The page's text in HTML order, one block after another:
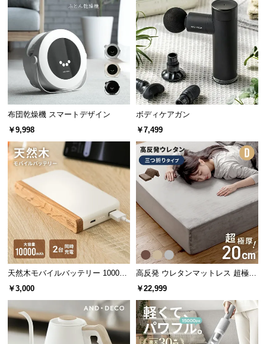
ビ
に
つ
い
て
搬
入
経
路
に
い
て
返
品・
キ
ャ
ン
ル
に
つ
アロマオイルは付属しておりません。ご使用の際
は別途ご用意ください。
日用品から小物まで除菌可能
メガネやマスクなどの日用品から小さなアクセサリ
ーまで幅広くご使用頂けます。
布団乾燥機 スマートデザイン
￥9,998
ボディケアガン
￥7,499
天然木モバイルバッテリー 10000m
Ah USB-C/USB-A 2台同時充電対応
￥3,000
高反発 ウレタンマットレス 超極厚
20cm 三つ折りタイプ [D]
￥22,999